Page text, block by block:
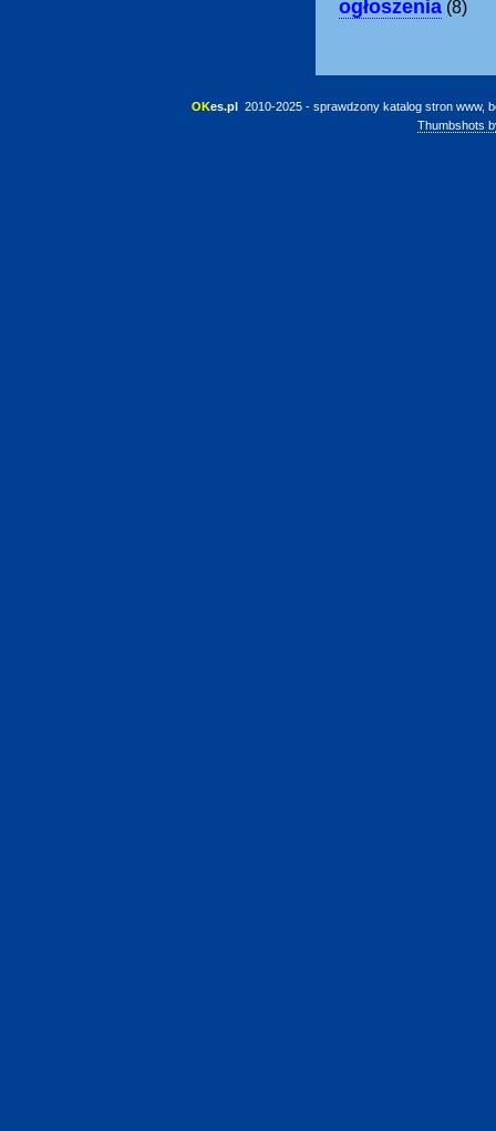
ogłoszenia (8)
OKes.pl 2010-2025 - sprawdzony katalog stron www,
Thumbshots